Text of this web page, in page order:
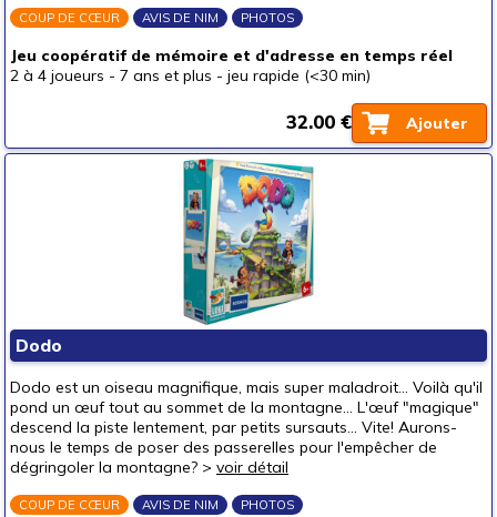
un ado (12-16 ans)
un adulte (16 ans et +)
(3)
autour de 10 €
(2)
autour de 40 €
(6)
autour de 50 €
50 € et au-delà
COUP DE CŒUR AVIS DE NIM PHOTOS
Jeu coopératif de mémoire et d'adresse en temps réel
2 à 4 joueurs - 7 ans et plus - jeu rapide (<30 min)
Ajouter
32.00 €
Dodo
Dodo est un oiseau magnifique, mais super maladroit... Voilà qu'il
pond un œuf tout au sommet de la montagne... L'œuf "magique"
descend la piste lentement, par petits sursauts... Vite! Aurons-
nous le temps de poser des passerelles pour l'empêcher de
dégringoler la montagne? > voir détail
COUP DE CŒUR AVIS DE NIM PHOTOS